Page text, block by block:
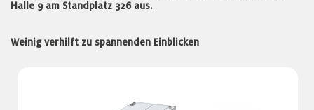
Halle 9 am Standplatz 326 aus.
Weinig verhilft zu spannenden Einblicken